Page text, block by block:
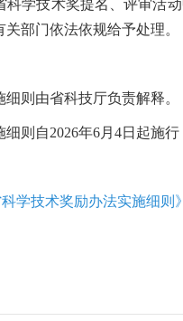
学技术奖提名、评审活
部门依法依规给予处理。
则由省科技厅负责解释。
则自2026年6月4日起施
学技术奖励办法实施细则